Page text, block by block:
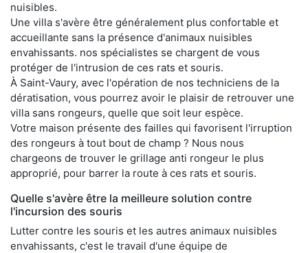
nuisibles.
Une villa s'avère être généralement plus confortable et
accueillante sans la présence d'animaux nuisibles
envahissants. nos spécialistes se chargent de vous
protéger de l'intrusion de ces rats et souris.
À Saint-Vaury, avec l'opération de nos techniciens de la
dératisation, vous pourrez avoir le plaisir de retrouver une
villa sans rongeurs, quelle que soit leur espèce.
Votre maison présente des failles qui favorisent l'irruption
des rongeurs à tout bout de champ ? Nous nous
chargeons de trouver le grillage anti rongeur le plus
approprié, pour barrer la route à ces rats et souris.
Quelle s'avère être la meilleure solution contre
l'incursion des souris
Lutter contre les souris et les autres animaux nuisibles
envahissants, c'est le travail d'une équipe de